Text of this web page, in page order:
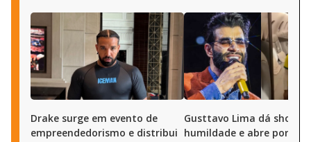
Drake surge em evento de
empreendedorismo e distribui
Gusttavo Lima dá show
humildade e abre portas